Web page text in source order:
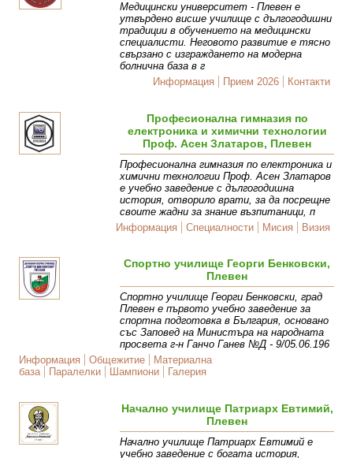
Медицински университет - Плевен е
утвърдено висше училище с дългогодишни
традиции в обучението на медицински
специалисти. Неговото развитие е тясно
свързано с изграждането на модерна
болнична база в г
Информация
Прием 2026 Контакти
Професионална гимназия по
електроника и химични технологии
Проф. Асен Златаров, Плевен
Професионална гимназия по електроника и
химични технологии Проф. Асен Златаров
е учебно заведение с дългогодишна
история, отворило врати, за да посрещне
своите жадни за знание възпитаници, п
Информация
Специалности Мисия Визия
Спортно училище Георги Бенковски,
Плевен
Спортно училище Георги Бенковски, град
Плевен е първото учебно заведение за
спортна подготовка в България, основано
със Заповед на Министъра на народната
просвета г-н Ганчо Ганев №Д - 9/05.06.196
Информация
Общежитие
Материална
база
Паралелки Шампиони Галерия
Начално училище Патриарх Евтимий,
Плевен
Начално училище Патриарх Евтимий е
учебно заведение с богата история,